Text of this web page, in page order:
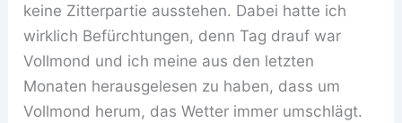
keine Zitterpartie ausstehen. Dabei hatte ich
wirklich Befürchtungen, denn Tag drauf war
Vollmond und ich meine aus den letzten
Monaten herausgelesen zu haben, dass um
Vollmond herum, das Wetter immer umschlägt.